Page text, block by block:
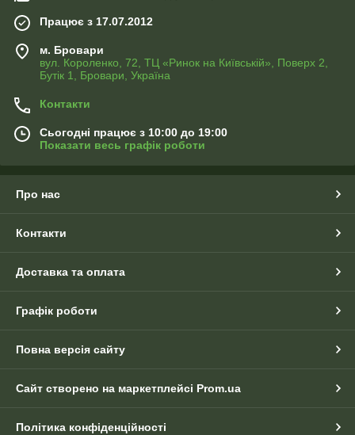
Працює з 17.07.2012
м. Бровари
вул. Короленко, 72, ТЦ «Ринок на Київській», Поверх 2,
Бутік 1, Бровари, Україна
Контакти
Сьогодні працює з 10:00 до 19:00
Показати весь графік роботи
Про нас
Контакти
Доставка та оплата
Графік роботи
Повна версія сайту
Сайт створено на маркетплейсі Prom.ua
Політика конфіденційності